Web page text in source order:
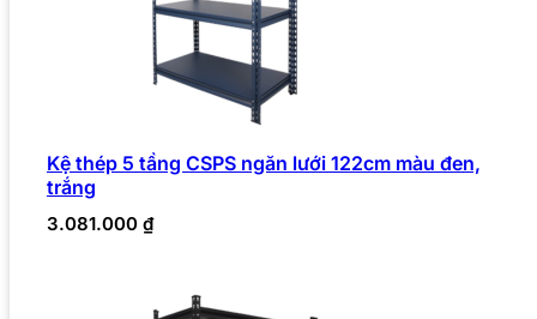
Kệ thép 5 tầng CSPS ngăn lưới 122cm màu đen,
trắng
3.081.000 ₫